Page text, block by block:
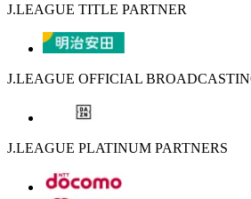
J.LEAGUE TITLE PARTNER
J.LEAGUE OFFICIAL
J.LEAGUE PLATINUM PARTNERS